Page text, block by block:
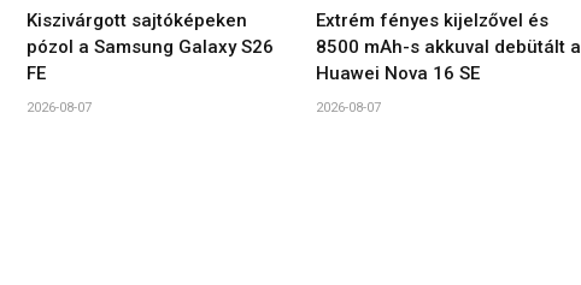
Kiszivárgott sajtóképeken
pózol a Samsung Galaxy S26
FE
2026-08-07
Extrém fényes kijelzővel és
8500 mAh-s akkuval debütált a
Huawei Nova 16 SE
2026-08-07